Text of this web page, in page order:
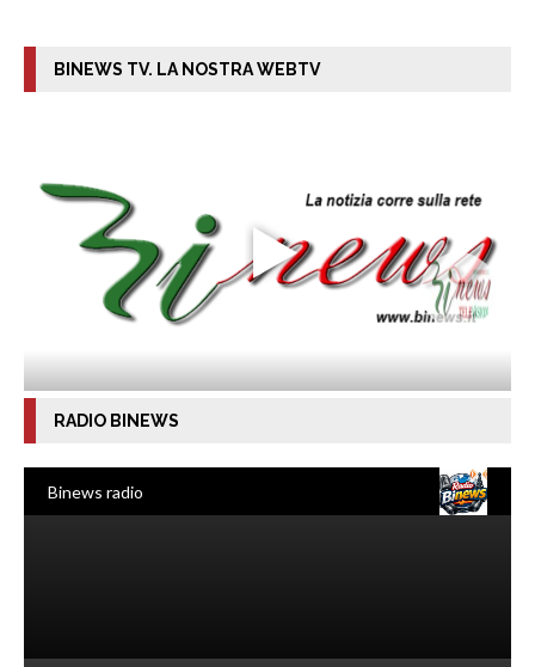
BINEWS TV. LA NOSTRA WEBTV
RADIO BINEWS